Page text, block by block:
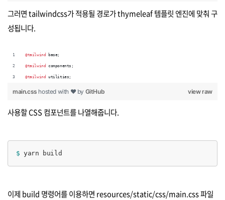
그러면 tailwindcss가 적용될 경로가 thymeleaf 템플릿 엔진에 맞춰 구
성됩니다.
@tailwind base;
@tailwind components;
@tailwind utilities;
view raw
main.css hosted with ❤ by GitHub
사용할 CSS 컴포넌트를 나열해줍니다.
$ yarn build​
이제 build 명령어를 이용하면 resources/static/css/main.css 파일